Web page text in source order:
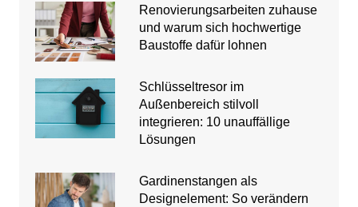
Renovierungsarbeiten zuhause
und warum sich hochwertige
Baustoffe dafür lohnen
Schlüsseltresor im
Außenbereich stilvoll
integrieren: 10 unauffällige
Lösungen
Gardinenstangen als
Designelement: So verändern